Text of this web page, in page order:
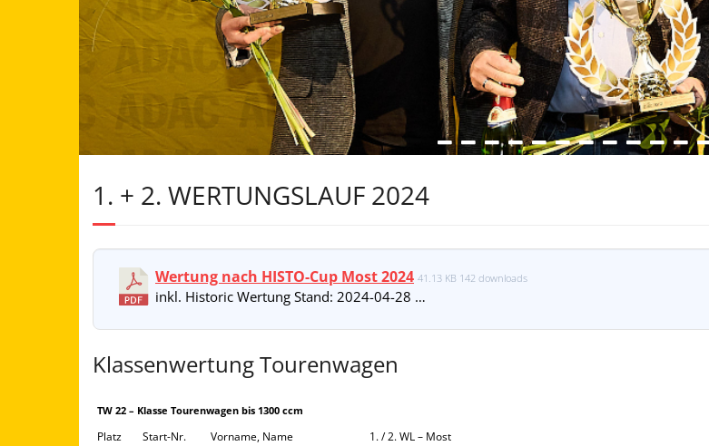
1. + 2. WERTUNGSLAUF 2024
Wertung nach HISTO-Cup Most 2024 41.13 KB 142 downloads
inkl. Historic Wertung Stand: 2024-04-28 …
Klassenwertung Tourenwagen
TW 22 – Klasse Tourenwagen bis 1300 ccm
Platz Start-Nr. Vorname, Name 1. / 2. WL – Most